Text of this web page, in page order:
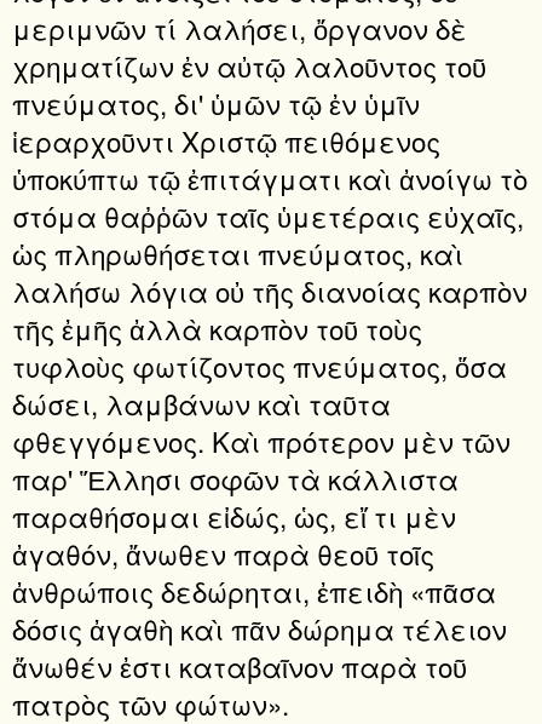
μεριμνῶν τί λαλήσει, ὄργανον δὲ
χρηματίζων ἐν αὐτῷ λαλοῦντος τοῦ
πνεύματος, δι' ὑμῶν τῷ ἐν ὑμῖν
ἱεραρχοῦντι Χριστῷ πειθόμενος
ὑποκύπτω τῷ ἐπιτάγματι καὶ ἀνοίγω τὸ
στόμα θαῤῥῶν ταῖς ὑμετέραις εὐχαῖς,
ὡς πληρωθήσεται πνεύματος, καὶ
λαλήσω λόγια οὐ τῆς διανοίας καρπὸν
τῆς ἐμῆς ἀλλὰ καρπὸν τοῦ τοὺς
τυφλοὺς φωτίζοντος πνεύματος, ὅσα
δώσει, λαμβάνων καὶ ταῦτα
φθεγγόμενος. Καὶ πρότερον μὲν τῶν
παρ' Ἕλλησι σοφῶν τὰ κάλλιστα
παραθήσομαι εἰδώς, ὡς, εἴ τι μὲν
ἀγαθόν, ἄνωθεν παρὰ θεοῦ τοῖς
ἀνθρώποις δεδώρηται, ἐπειδὴ «πᾶσα
δόσις ἀγαθὴ καὶ πᾶν δώρημα τέλειον
ἄνωθέν ἐστι καταβαῖνον παρὰ τοῦ
πατρὸς τῶν φώτων».